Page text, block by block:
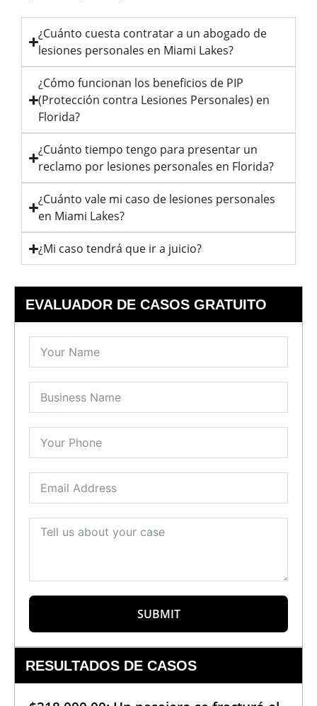
¿Cuánto cuesta contratar a un abogado de
lesiones personales en Miami Lakes?
¿Cómo funcionan los beneficios de PIP
(Protección contra Lesiones Personales) en
Florida?
¿Cuánto tiempo tengo para presentar un
reclamo por lesiones personales en Florida?
¿Cuánto vale mi caso de lesiones personales
en Miami Lakes?
¿Mi caso tendrá que ir a juicio?
EVALUADOR DE CASOS GRATUITO
SUBMIT
RESULTADOS DE CASOS